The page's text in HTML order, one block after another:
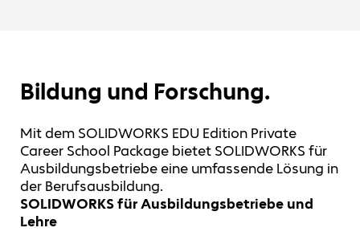
Bildung und Forschung.
Mit dem SOLIDWORKS EDU Edition Private
Career School Package bietet SOLIDWORKS für
Ausbildungsbetriebe eine umfassende Lösung in
der Berufsausbildung.
SOLIDWORKS für Ausbildungsbetriebe und
Lehre